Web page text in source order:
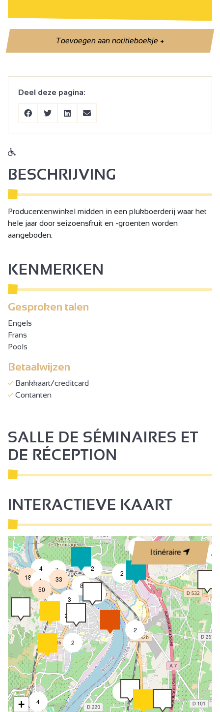
Toevoegen aan notitieboekje+
Deel deze pagina:
BESCHRIJVING
Producentenwinkel midden in een plukboerderij waar het
hele jaar door seizoensfruit en -groenten worden
aangeboden.
KENMERKEN
Gesproken talen
Engels
Frans
Pools
Betaalwijzen
Bankkaart/creditcard
Contanten
SALLE DE SÉMINAIRES ET
DE RÉCEPTION
INTERACTIEVE KAART
Itinéraire
2
4
2
2
4
2
2
8
4
4
18
7
2
3
50
33
+